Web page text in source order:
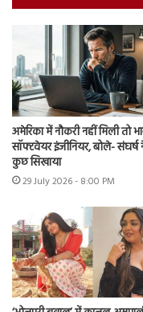
अमेरिका में नौकरी नहीं मिली तो
सॉफ्टवेयर इंजीनियर, बोले-
कुछ सिखाया
29 July 2026 - 8:00 PM